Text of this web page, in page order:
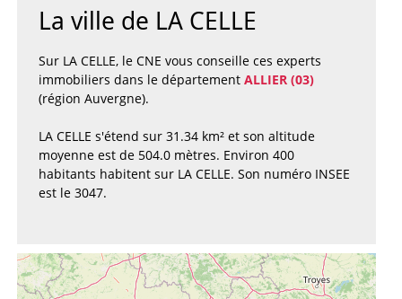
La ville de LA CELLE
Sur LA CELLE, le CNE vous conseille ces experts
immobiliers dans le département ALLIER (03)
(région Auvergne).
LA CELLE s'étend sur 31.34 km² et son altitude
moyenne est de 504.0 mètres. Environ 400
habitants habitent sur LA CELLE. Son numéro INSEE
est le 3047.